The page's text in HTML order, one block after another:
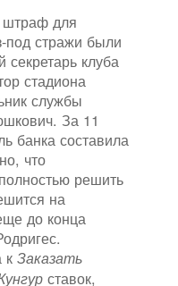
штраф для
под стражи были
клуба
стадиона
службы
За 11
банка составила
что
решить
на
до конца
к Заказать
ставок,